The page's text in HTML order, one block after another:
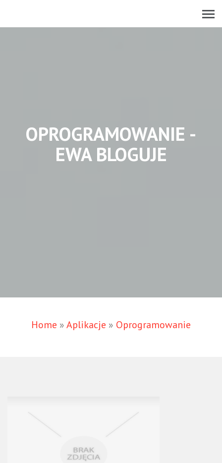
OPROGRAMOWANIE -
EWA BLOGUJE
Home »Aplikacje » Oprogramowanie